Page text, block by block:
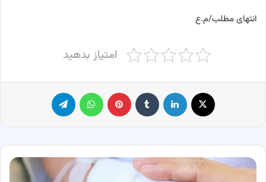
انتهای مطلب/م.ع
امتیاز بدهید
لینکدین ‫تامبلر پینترست
روز
بیماری